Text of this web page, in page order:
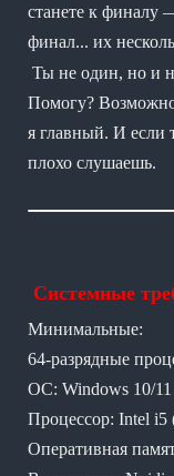
станете к финалу
финал... их
Ты не один, но и
Помогу?
я главный. И если
плохо слушаешь.
Системные
Минимальные:
64-разрядные
ОС: Windows 10/
Процессор: Intel i5
Оперативная